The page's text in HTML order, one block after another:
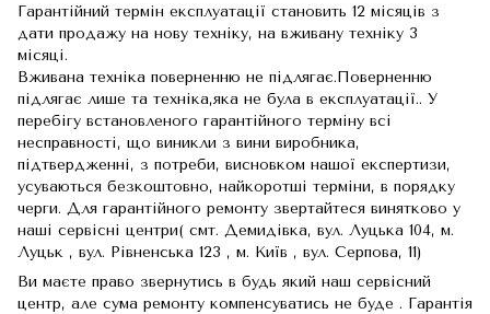
Гарантійний термін експлуатації становить 12 місяців з
дати продажу на нову техніку, на вживану техніку 3
місяці.
Вживана техніка поверненню не підлягає.Поверненню
підлягає лише та техніка,яка не була в експлуатації.. У
перебігу встановленого гарантійного терміну всі
несправності, що виникли з вини виробника,
підтвердженні, з потреби, висновком нашої експертизи,
усуваються безкоштовно, найкоротші терміни, в порядку
черги. Для гарантійного ремонту звертайтеся винятково у
наші сервісні центри( смт. Демидівка, вул. Луцька 104, м.
Луцьк , вул. Рівненська 123 , м. Київ , вул. Серпова, 11)
Ви маєте право звернутись в будь який наш сервісний
центр, але сума ремонту компенсуватись не буде . Гарантія